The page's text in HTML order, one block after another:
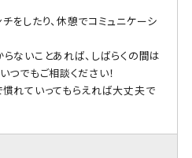
をしたり、休憩でコミュニケーシ
ないことあれば、しばらくの間は
つでもご相談ください！
れていってもらえれば大丈夫で